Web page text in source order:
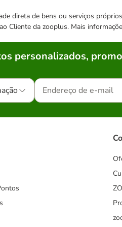
direta de bens ou serviços
Cliente da zooplus. Mais
personalizados,